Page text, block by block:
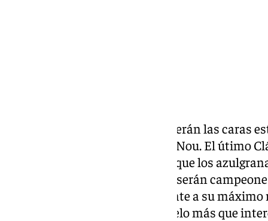
FC Barcelona y Real Madrid se verán las caras
21.00 horas en el Spotify Camp Nou. El útimo
tener demasiada relevancia, ya que los
los Arbeloa y todo apunta a que serán
levantar el título tras ganar frente a su máximo
convierte este choque en un duelo más que